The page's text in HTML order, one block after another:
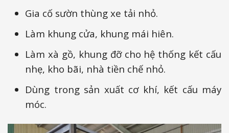
Gia cố sườn thùng xe tải nhỏ.
Làm khung cửa, khung mái hiên.
Làm xà gồ, khung đỡ cho hệ thống kết cấu
nhẹ, kho bãi, nhà tiền chế nhỏ.
Dùng trong sản xuất cơ khí, kết cấu máy
móc.